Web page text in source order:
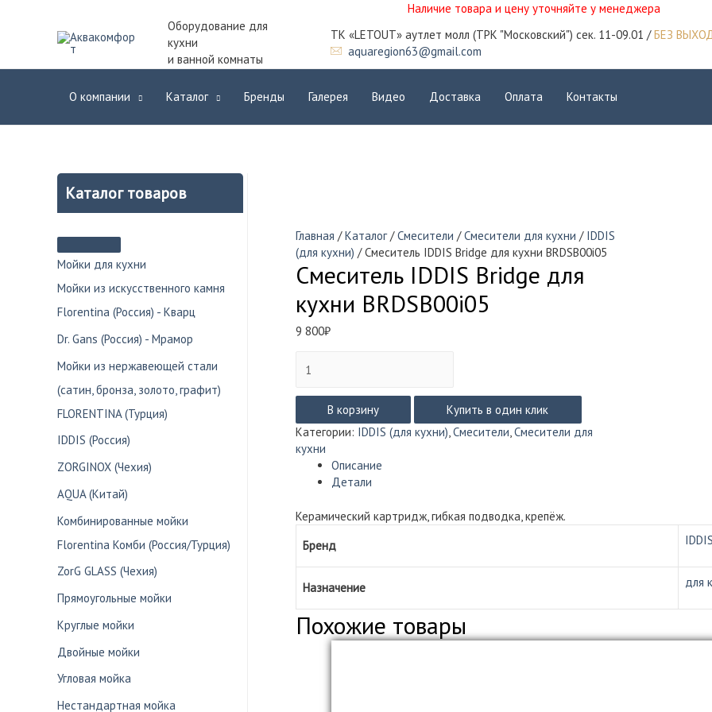
Наличие товара и цену уточняйте у менеджера
Оборудование для
кухни
и ванной комнаты
ТК «LETOUT» аутлет молл (ТРК "Московский") сек. 11-09.01 /БЕЗ
aquaregion63@gmail.com
О компании Каталог Бренды Галерея Видео Доставка Оплата Контакты
Каталог товаров
Мойки для кухни
Мойки из искусственного камня
Florentina (Россия) - Кварц
Dr. Gans (Россия) - Мрамор
Мойки из нержавеющей стали
(сатин, бронза, золото, графит)
FLORENTINA (Турция)
IDDIS (Россия)
ZORGINOX (Чехия)
AQUA (Китай)
Комбинированные мойки
Florentina Комби (Россия/Турция)
ZorG GLASS (Чехия)
Прямоугольные мойки
Круглые мойки
Двойные мойки
Угловая мойка
Нестандартная мойка
Главная /Каталог/Смесители /Смесители для кухни / IDDIS
(для кухни) / Смеситель IDDIS Bridge для кухни BRDSB00i05
Смеситель IDDIS Bridge для
кухни BRDSB00i05
9 800₽
товара
Смеситель
Bridge
кухни
BRDSB00i05
В корзину
Купить в один клик
Категории: IDDIS (для кухни) Смесители Смесители для
кухни
Описание
Детали
Керамический картридж, гибкая подводка, крепёж.
Бренд
IDDIS
Назначение для
Похожие товары